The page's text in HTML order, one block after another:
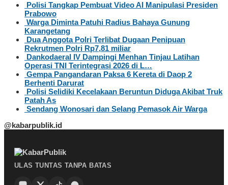
Polisi Tangkap Pembuat Video AI Manipulasi Presiden
Prabowo
Warga Diminta Patuhi Radius Bahaya Gunung
Karangetang
Dua Anggota Polri Terlibat Dugaan Penipuan
Rekrutmen Polri Rp7,81 miliar
Dankodaeral IV Dampingi Menhan Tinjau Latihan
Operasi TNI Terintegrasi 2026 di L…
Gempa Pangandaran Paksa 6 Kereta di Daop 2
Berhenti Darurat
Polisi Selidiki Kecelakaan Beruntun Diduga Akibat Truk
Patah As
Sendang Wonosari dan Selang Pemasok Air Warga
@kabarpublik.id
ULAS TUNTAS TANPA BATAS